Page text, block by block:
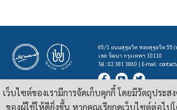
65/1 ถนนสุขุมวิท ซอยสุขุมวิท 55 (
เขต วัฒนา กรุงเทพฯ 10110
Tel : 02 381 3860 | E-mail :
บทความ รูปภาพ และสื่ออื่นๆ ที่มีสัญลักษณ์ของสถาบันปรีดี พนมยง
เผยแพร่ภายใต้สัญญาอนุญาตครีเอทีฟคอมมอนส์แบบแสดงที่มา
เว็บไซต์ของเรามีการจัดเก็บคุกกี้ โดยมีวัตถุประ
ของผู้ใช้ให้ดียิ่งขึ้น หากคุณเรียกดูเว็บไซต์ต่อไป